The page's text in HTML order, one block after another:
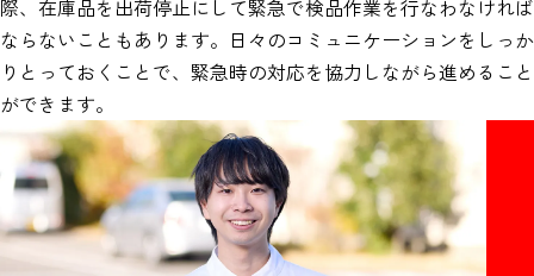
際、在庫品を出荷停止にして緊急で検品作業を行なわなければ
ならないこともあります。日々のコミュニケーションをしっか
りとっておくことで、緊急時の対応を協力しながら進めること
ができます。